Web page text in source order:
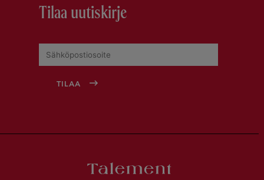
Tilaa uutiskirje